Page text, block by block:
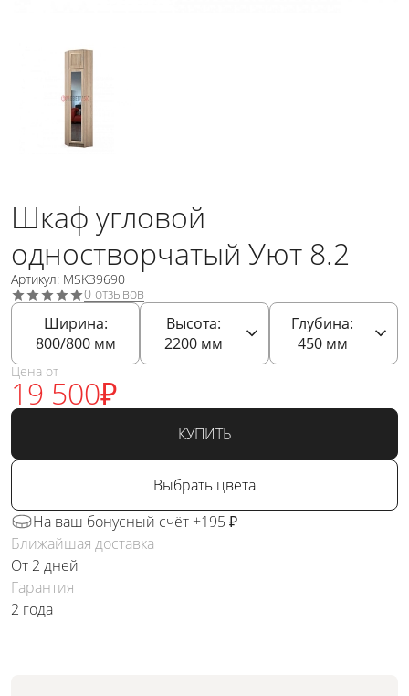
Шкаф угловой
одностворчатый Уют 8.2
Артикул: MSK39690
0 отзывов
Ширина:
800/800мм
Высота:
2200мм
Глубина:
450мм
Цена от
19 500₽
КУПИТЬ
Выбрать цвета
На ваш бонусный счёт +195 ₽
Ближайшая доставка
От 2 дней
Гарантия
2 года